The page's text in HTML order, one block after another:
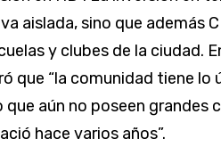
aisla­da, sino que además
y clubes de la ciudad.
que “la comunidad tiene
aún no poseen grandes
hace varios años”.